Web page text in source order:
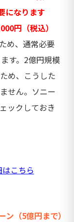
になります
円（税込）
め、通常必要
す。2億円規模
め、こうした
せん。ソニー
ックしておき
こちら
（5億円まで）